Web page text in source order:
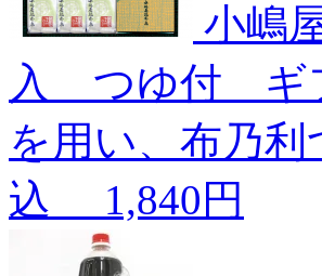
小嶋
入 つゆ付 ギ
を用い、布乃
込
1,840円